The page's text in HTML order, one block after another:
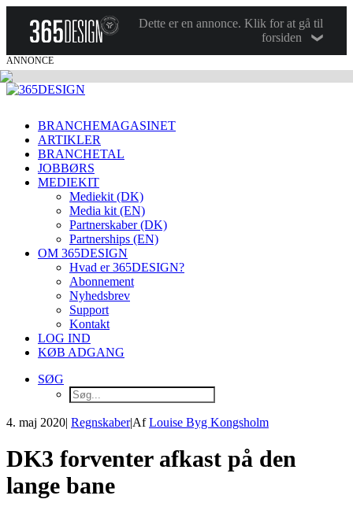
Dette er en annonce. Klik for at gå til
forsiden
ANNONCE
BRANCHEMAGASINET
ARTIKLER
BRANCHETAL
JOBBØRS
MEDIEKIT
Mediekit (DK)
Media kit (EN)
Partnerskaber (DK)
Partnerships (EN)
OM 365DESIGN
Hvad er 365DESIGN?
Abonnement
Nyhedsbrev
Support
Kontakt
LOG IND
KØB ADGANG
SØG
4. maj 2020| Regnskaber|AfLouise Byg Kongsholm
DK3 forventer afkast på den
lange bane